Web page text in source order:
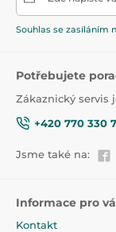
Produkt je
Souhlas se zasíláním
Potřebujete
Zákaznický servis
+420 770 330
Jsme také na:
Informace pro
Kontakt